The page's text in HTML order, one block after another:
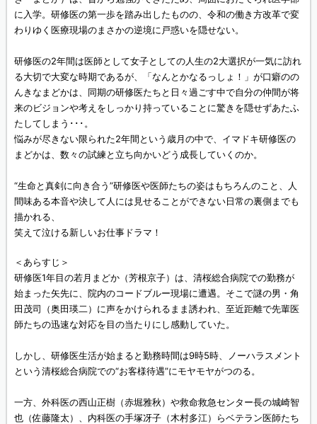
に入学。研修医の第一歩を踏み出したものの、令和の働き方改革で変
わりゆく医療現場のまさかの逆境に戸惑いを隠せない。
研修医の2年間は医師として女子としての人生の2大選択が一気に訪れ
る大切で大変な時期であるが、「なんとかなるっしょ！」が口癖のの
んきなまどかは、同期の研修医たちと日々過ごす中で自分の仲間が将
来のビジョンや考えをしっかり持っていることに驚きを隠せずあたふ
たしてしまう･･･。
悩みが尽きない限られた2年間という歳月の中で、イマドキ研修医の
まどかは、数々の試練と立ち向かいどう成長していくのか。
“生命と真剣に向き合う”研修医や医師たちの姿はもちろんのこと、人
間味ある本音や決して人には見せることができない日常の裏側までも
描かれる、
笑えて泣ける新しいお仕事ドラマ！
＜あらすじ＞
研修医1年目の若月まどか（芳根京子）は、清桜総合病院での勤務が
始まった矢先に、院内のコードブルー現場に遭遇。そこで謎の男・角
田茂司（奥田瑛二）に声をかけられるまま誘われ、至近距離で先輩医
師たちの迅速な対応を目の当たりにし感動していた。
しかし、研修医生活が始まると勤務時間は9時5時、ノーハラスメント
という清桜総合病院での“お客様待遇”にモヤモヤがつのる。
一方、外科医の西山正樹（赤堀雅秋）や救命救急センター長の城崎智
也（佐藤隆太）、内科医の手塚冴子（木村多江）らベテラン医師たち